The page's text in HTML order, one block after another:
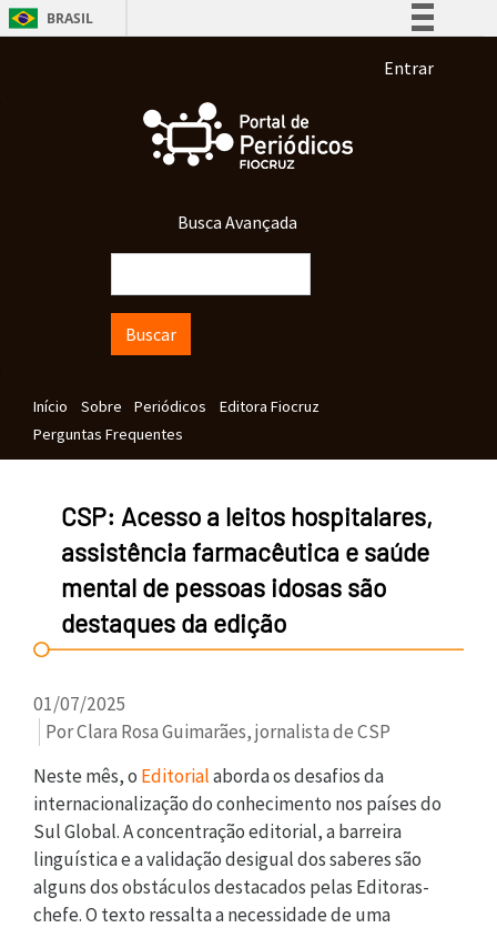
Pular para o conteúdo principal
BRASIL
Participe
Acesso à informação
Menu de
Entrar
Busca Avançada
Navegação principal
Início Sobre Periódicos
Editora Fiocruz
Perguntas Frequentes
CSP: Acesso a leitos hospitalares,
assistência farmacêutica e saúde
mental de pessoas idosas são
destaques da edição
01/07/2025
Por Clara Rosa Guimarães, jornalista de CSP
Neste mês, o Editorialaborda os desafios da
internacionalização do conhecimento nos países do
Sul Global. A concentração editorial, a barreira
linguística e a validação desigual dos saberes são
alguns dos obstáculos destacados pelas Editoras-
chefe. O texto ressalta a necessidade de uma